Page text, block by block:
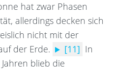
hat zwar Phasen
allerdings decken sich
nicht mit der
der Erde.
[11] In
blieb die